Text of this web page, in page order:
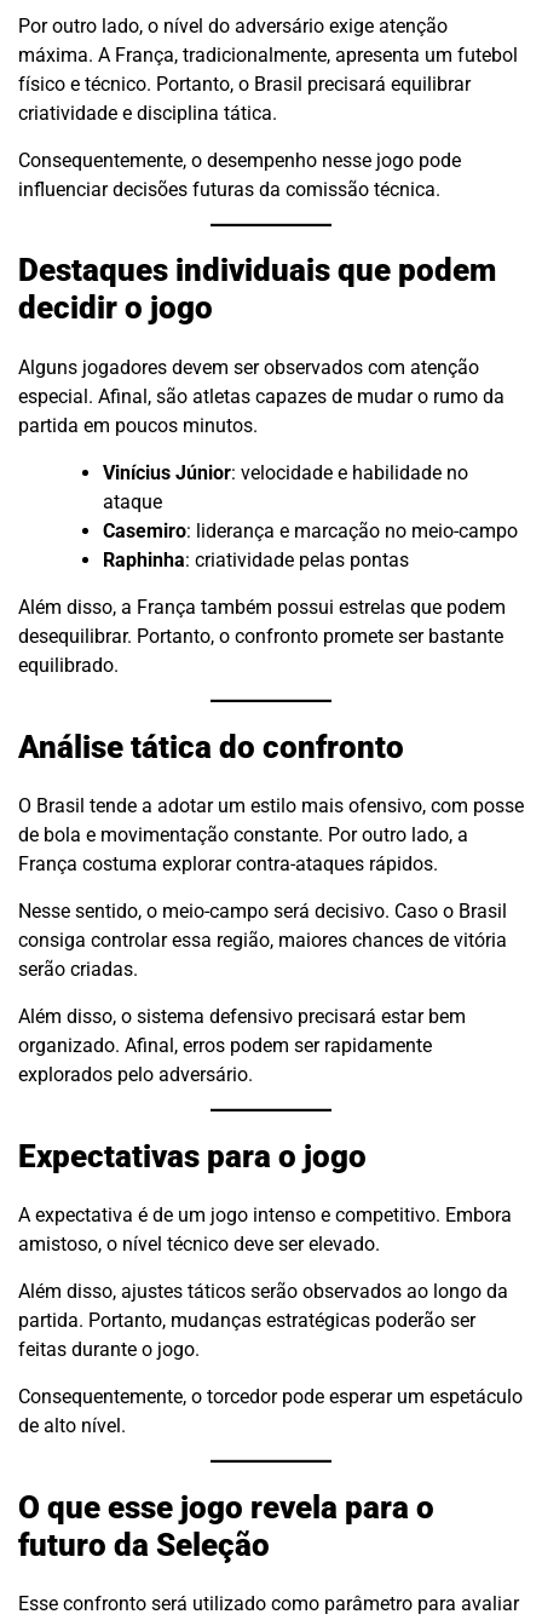
Por outro lado, o nível do adversário exige atenção
máxima. A França, tradicionalmente, apresenta um futebol
físico e técnico. Portanto, o Brasil precisará equilibrar
criatividade e disciplina tática.
Consequentemente, o desempenho nesse jogo pode
influenciar decisões futuras da comissão técnica.
Destaques individuais que podem
decidir o jogo
Alguns jogadores devem ser observados com atenção
especial. Afinal, são atletas capazes de mudar o rumo da
partida em poucos minutos.
Vinícius Júnior: velocidade e habilidade no
ataque
Casemiro: liderança e marcação no meio-campo
Raphinha: criatividade pelas pontas
Além disso, a França também possui estrelas que podem
desequilibrar. Portanto, o confronto promete ser bastante
equilibrado.
Análise tática do confronto
O Brasil tende a adotar um estilo mais ofensivo, com posse
de bola e movimentação constante. Por outro lado, a
França costuma explorar contra-ataques rápidos.
Nesse sentido, o meio-campo será decisivo. Caso o Brasil
consiga controlar essa região, maiores chances de vitória
serão criadas.
Além disso, o sistema defensivo precisará estar bem
organizado. Afinal, erros podem ser rapidamente
explorados pelo adversário.
Expectativas para o jogo
A expectativa é de um jogo intenso e competitivo. Embora
amistoso, o nível técnico deve ser elevado.
Além disso, ajustes táticos serão observados ao longo da
partida. Portanto, mudanças estratégicas poderão ser
feitas durante o jogo.
Consequentemente, o torcedor pode esperar um espetáculo
de alto nível.
O que esse jogo revela para o
futuro da Seleção
Esse confronto será utilizado como parâmetro para avaliar